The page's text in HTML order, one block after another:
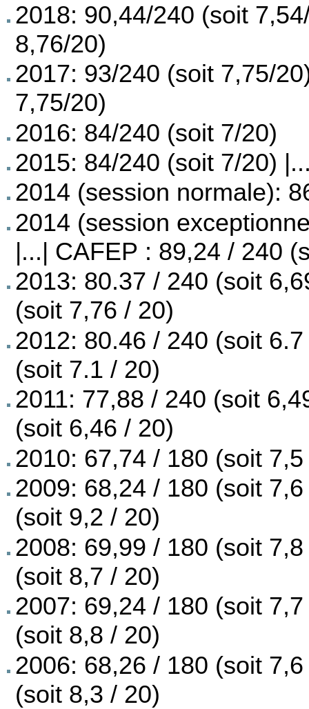
2018: 90,44/240 (soit
8,76/20)
2017: 93/240 (soit 7,75/
7,75/20)
2016: 84/240 (soit 7/20)
2015: 84/240 (soit 7/20)
2014 (session normale):
2014 (session
|...| CAFEP : 89,24 / 240
2013: 80.37 / 240 (soit
(soit 7,76 / 20)
2012: 80.46 / 240 (soit
(soit 7.1 / 20)
2011: 77,88 / 240 (soit
(soit 6,46 / 20)
2010: 67,74 / 180 (soit
2009: 68,24 / 180 (soit
(soit 9,2 / 20)
2008: 69,99 / 180 (soit
(soit 8,7 / 20)
2007: 69,24 / 180 (soit
(soit 8,8 / 20)
2006: 68,26 / 180 (soit
(soit 8,3 / 20)